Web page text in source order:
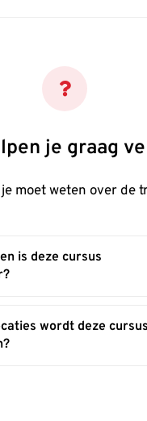
je graag
moet weten over de
is deze cursus
wordt deze cursus